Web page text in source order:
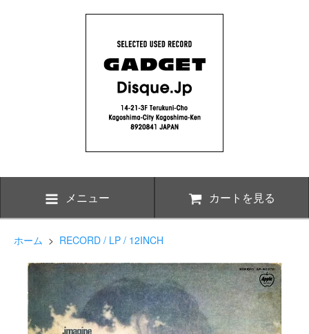
メニュー カートを見る
ホーム > RECORD / LP / 12INCH